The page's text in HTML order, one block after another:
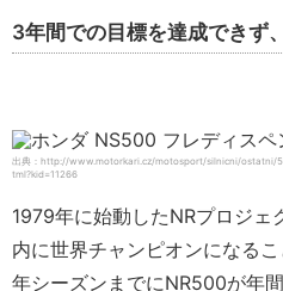
3年間での目標を達成でき
出典：http://www.motorkari.cz/motosport/silnicni/
tml?kid=11266
1979年に始動したNRプロジェ
内に世界チャンピオンになる
年シーズンまでにNR500が年